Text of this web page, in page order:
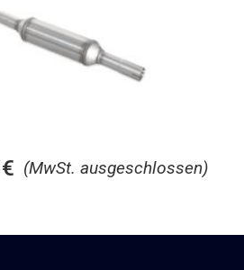
(MwSt. ausgeschlossen)
€